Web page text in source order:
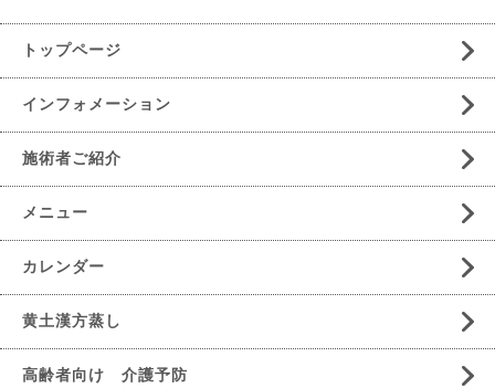
トップページ
インフォメーション
施術者ご紹介
メニュー
カレンダー
黄土漢方蒸し
高齢者向け 介護予防